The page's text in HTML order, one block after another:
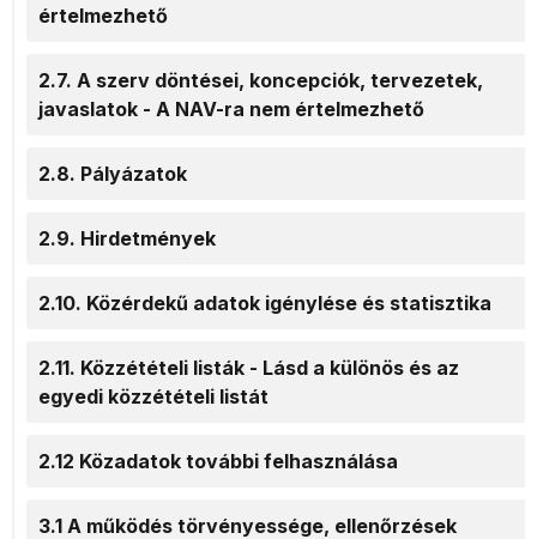
értelmezhető
2.7. A szerv döntései, koncepciók, tervezetek,
javaslatok - A NAV-ra nem értelmezhető
2.8. Pályázatok
2.9. Hirdetmények
2.10. Közérdekű adatok igénylése és statisztika
2.11. Közzétételi listák - Lásd a különös és az
egyedi közzétételi listát
2.12 Közadatok további felhasználása
3.1 A működés törvényessége, ellenőrzések